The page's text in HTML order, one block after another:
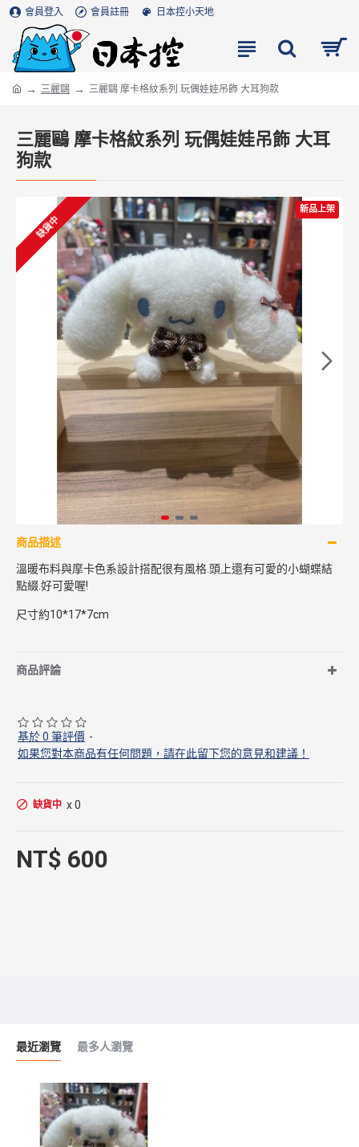
會員登入 會員註冊 日本控小天地
三麗鷗 三麗鷗 摩卡格紋系列 玩偶娃娃吊飾 大耳狗款
三麗鷗 摩卡格紋系列 玩偶娃娃吊飾 大耳
狗款
新品上架
缺貨中
商品描述
溫暖布料與摩卡色系設計搭配很有風格.頭上還有可愛的小蝴蝶結
點綴.好可愛喔!
尺寸約10*17*7cm
商品評論
基於 0 筆評價 -
如果您對本商品有任何問題，請在此留下您的意見和建議！
NT$ 600
缺貨中 x 0
最近瀏覽 最多人瀏覽